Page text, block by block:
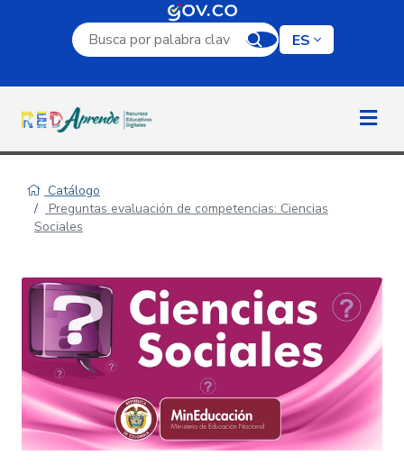
Campo de búsqueda por palabra clave
ES
Catálogo
Preguntas evaluación de competencias: Ciencias
Sociales